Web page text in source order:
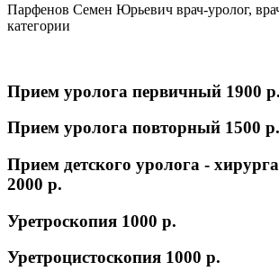
Парфенов Семен Юрьевич врач-уролог,
категории
Прием уролога первичный 1900 p.
Прием уролога повторный 1500 p.
Прием детского уролога -
2000 p.
Уретроскопия 1000 p.
Уретроцистоскопия 1000 p.